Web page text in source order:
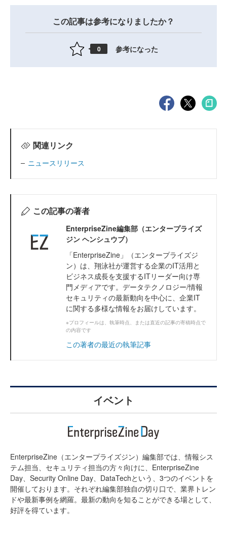
この記事は参考になりましたか？
0 参考になった
関連リンク
ニュースリリース
この記事の著者
EnterpriseZine編集部（エンタープライズ
ジン ヘンシュウブ）
「EnterpriseZine」（エンタープライズジ
ン）は、翔泳社が運営する企業のIT活用と
ビジネス成長を支援するITリーダー向け専
門メディアです。データテクノロジー/情報
セキュリティの最新動向を中心に、企業IT
に関する多様な情報をお届けしています。
※プロフィールは、執筆時点、または直近の記事の寄稿時点で
の内容です
この著者の最近の執筆記事
イベント
EnterpriseZine（エンタープライズジン）編集部では、情報シス
テム担当、セキュリティ担当の方々向けに、EnterpriseZine
Day、Security Online Day、DataTechという、3つのイベントを
開催しております。それぞれ編集部独自の切り口で、業界トレン
ドや最新事例を網羅。最新の動向を知ることができる場として、
好評を得ています。